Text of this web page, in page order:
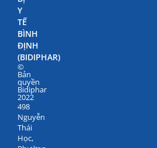
Y
TẾ
BÌNH
ĐỊNH
(BIDIPHAR)
©
Bản
quyền
Bidiphar
2022
498
Nguyễn
Thái
Học,